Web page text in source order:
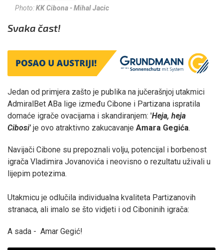
Photo:KK Cibona - Mihal Jacic
Svaka čast!
Jedan od primjera zašto je publika na jučerašnjoj utakmici
AdmiralBet ABa lige između Cibone i Partizana ispratila
domaće igrače ovacijama i skandiranjem: 'Heja, heja
Cibosi'je ovo atraktivno zakucavanje Amara Gegića.
Navijači Cibone su prepoznali volju, potencijal i borbenost
igrača Vladimira Jovanovića i neovisno o rezultatu uživali u
lijepim potezima.
Utakmicu je odlučila individualna kvaliteta Partizanovih
stranaca, ali imalo se što vidjeti i od Ciboninih igrača:
A sada - Amar Gegić!